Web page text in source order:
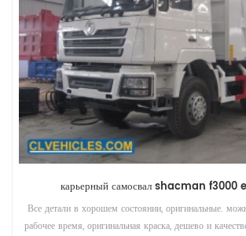
карьерный самосвал shacman f3000
Все детали в хорошем состоянии, оригинальные.
рабочее время, оригинальная краска, дешево и